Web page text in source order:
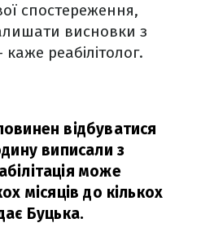
спостереження,
висновки з
реабілітолог.
відбуватися
виписали з
може
місяців до кількох
Буцька.